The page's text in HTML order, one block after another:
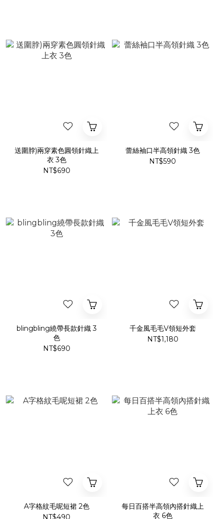
送圍脖)兩穿素色圓領針織上
衣 3色
NT$690
蕾絲袖口半高領針織 3色
NT$590
blingbling繞帶長款針織 3
色
NT$690
千金風毛毛V領短外套
NT$1,180
A字格紋毛呢短裙 2色
NT$490
每日百搭半高領內搭針織上
衣 6色